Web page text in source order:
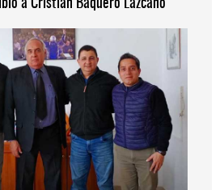
a Cristian Baquero Lazcano